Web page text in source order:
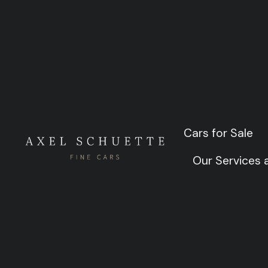
Cars for Sale
Our Services
Cars for Sale
Our Services